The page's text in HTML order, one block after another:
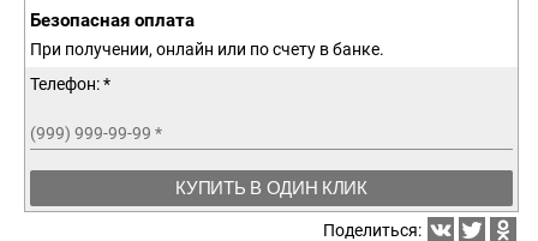
Безопасная оплата
При получении, онлайн или по счету в банке.
Телефон: *
(999) 999-99-99 *
КУПИТЬ В ОДИН КЛИК
Поделиться: